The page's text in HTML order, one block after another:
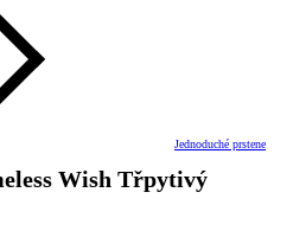
Jednoduché prstene
Wish Třpytivý